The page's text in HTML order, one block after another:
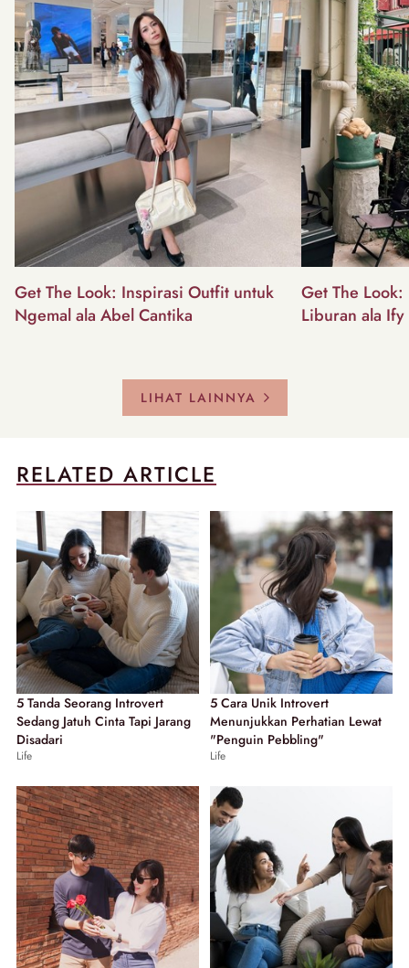
Get The Look: Inspirasi Outfit untuk
Ngemal ala Abel Cantika
Get The
Liburan ala Ify
LIHAT LAINNYA
RELATED ARTICLE
5 Tanda Seorang Introvert
Sedang Jatuh Cinta Tapi Jarang
Disadari
Life
5 Cara Unik Introvert
Menunjukkan Perhatian Lewat
"Penguin Pebbling"
Life